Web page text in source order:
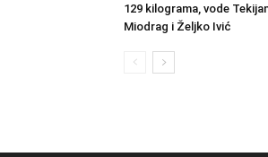
129 kilograma, vode
Miodrag i Željko Ivić